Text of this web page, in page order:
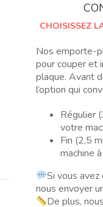
CHOISISSEZ
Nos emporte-
pour couper et
plaque. Avant
l’option qui
Régulier
votre
Fin (2,5
machine
Si vous avez
nous envoyer
De plus,